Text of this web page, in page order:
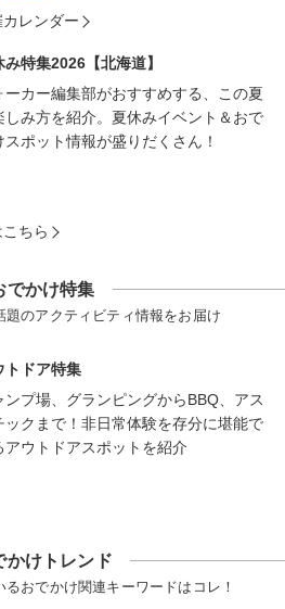
レンダー
み特集2026【北海道】
ーカー編集部がおすすめする、この夏
しみ方を紹介。夏休みイベント＆おで
スポット情報が盛りだくさん！
ちら
でかけ特集
題のアクティビティ情報をお届け
トドア特集
ンプ場、グランピングからBBQ、アス
ックまで！非日常体験を存分に堪能で
アウトドアスポットを紹介
かけトレンド
おでかけ関連キーワードはコレ！